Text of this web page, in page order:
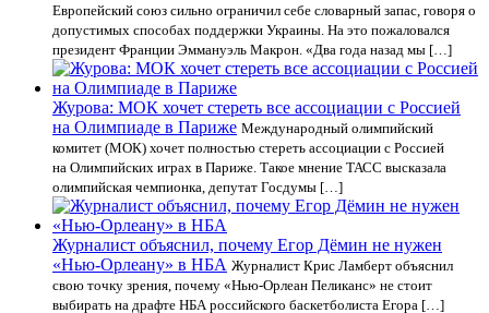
Европейский союз сильно ограничил себе словарный запас, говоря о
допустимых способах поддержки Украины. На это пожаловался
президент Франции Эммануэль Макрон. «Два года назад мы […]
Журова: МОК хочет стереть все ассоциации с Россией
на Олимпиаде в Париже Международный олимпийский
комитет (МОК) хочет полностью стереть ассоциации с Россией
на Олимпийских играх в Париже. Такое мнение ТАСС высказала
олимпийская чемпионка, депутат Госдумы […]
Журналист объяснил, почему Егор Дёмин не нужен
«Нью-Орлеану» в НБА Журналист Крис Ламберт объяснил
свою точку зрения, почему «Нью-Орлеан Пеликанс» не стоит
выбирать на драфте НБА российского баскетболиста Егора […]